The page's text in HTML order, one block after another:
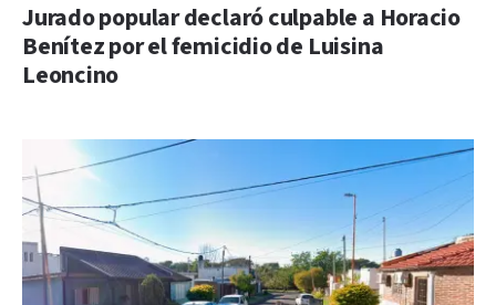
Jurado popular declaró culpable a Horacio
Benítez por el femicidio de Luisina
Leoncino